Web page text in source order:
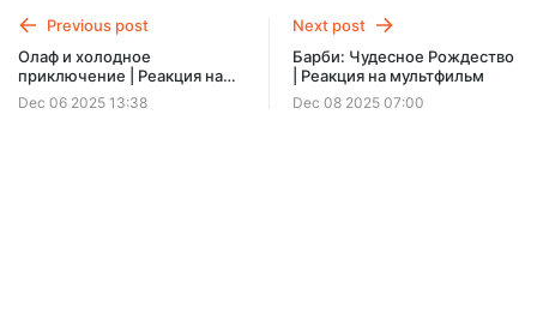
$1.94 $1.55 per month - 20%
Discount applies to the first month only.
Previous post
Олаф и холодное
приключение | Реакция на
короткометражку
Dec 06 2025 13:38
Next post
Барби: Чудесное Рождество
| Реакция на мультфильм
Dec 08 2025 07:00